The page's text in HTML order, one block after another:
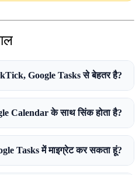
Google Tasks से बेहतर है?
Calendar के साथ सिंक होता है?
Tasks में माइग्रेट कर सकता हूं?